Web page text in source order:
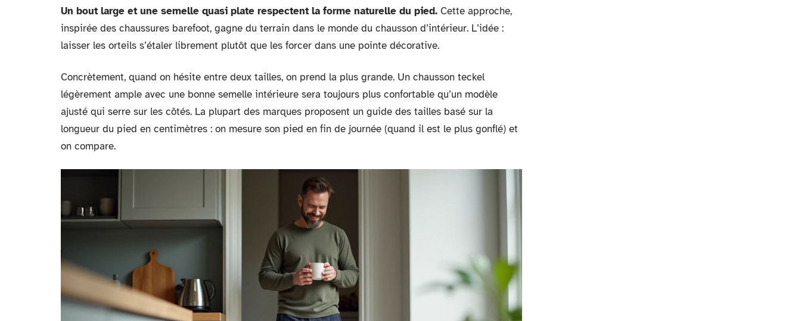
Un bout large et une semelle quasi plate respectent la forme naturelle du pied. Cette approche,
inspirée des chaussures barefoot, gagne du terrain dans le monde du chausson d’intérieur. L’idée :
laisser les orteils s’étaler librement plutôt que les forcer dans une pointe décorative.
Concrètement, quand on hésite entre deux tailles, on prend la plus grande. Un chausson teckel
légèrement ample avec une bonne semelle intérieure sera toujours plus confortable qu’un modèle
ajusté qui serre sur les côtés. La plupart des marques proposent un guide des tailles basé sur la
longueur du pied en centimètres : on mesure son pied en fin de journée (quand il est le plus gonflé) et
on compare.